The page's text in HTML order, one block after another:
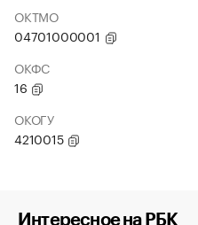
ОКТМО
04701000001
ОКФС
16
ОКОГУ
4210015
Интересное на РБК